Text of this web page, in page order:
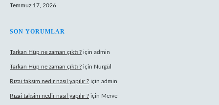
Temmuz 17, 2026
SON YORUMLAR
Tarkan Hüp ne zaman çıktı ? için admin
Tarkan Hüp ne zaman çıktı ? için Nurgül
Rızai taksim nedir nasıl yapılır ? için admin
Rızai taksim nedir nasıl yapılır ? için Merve